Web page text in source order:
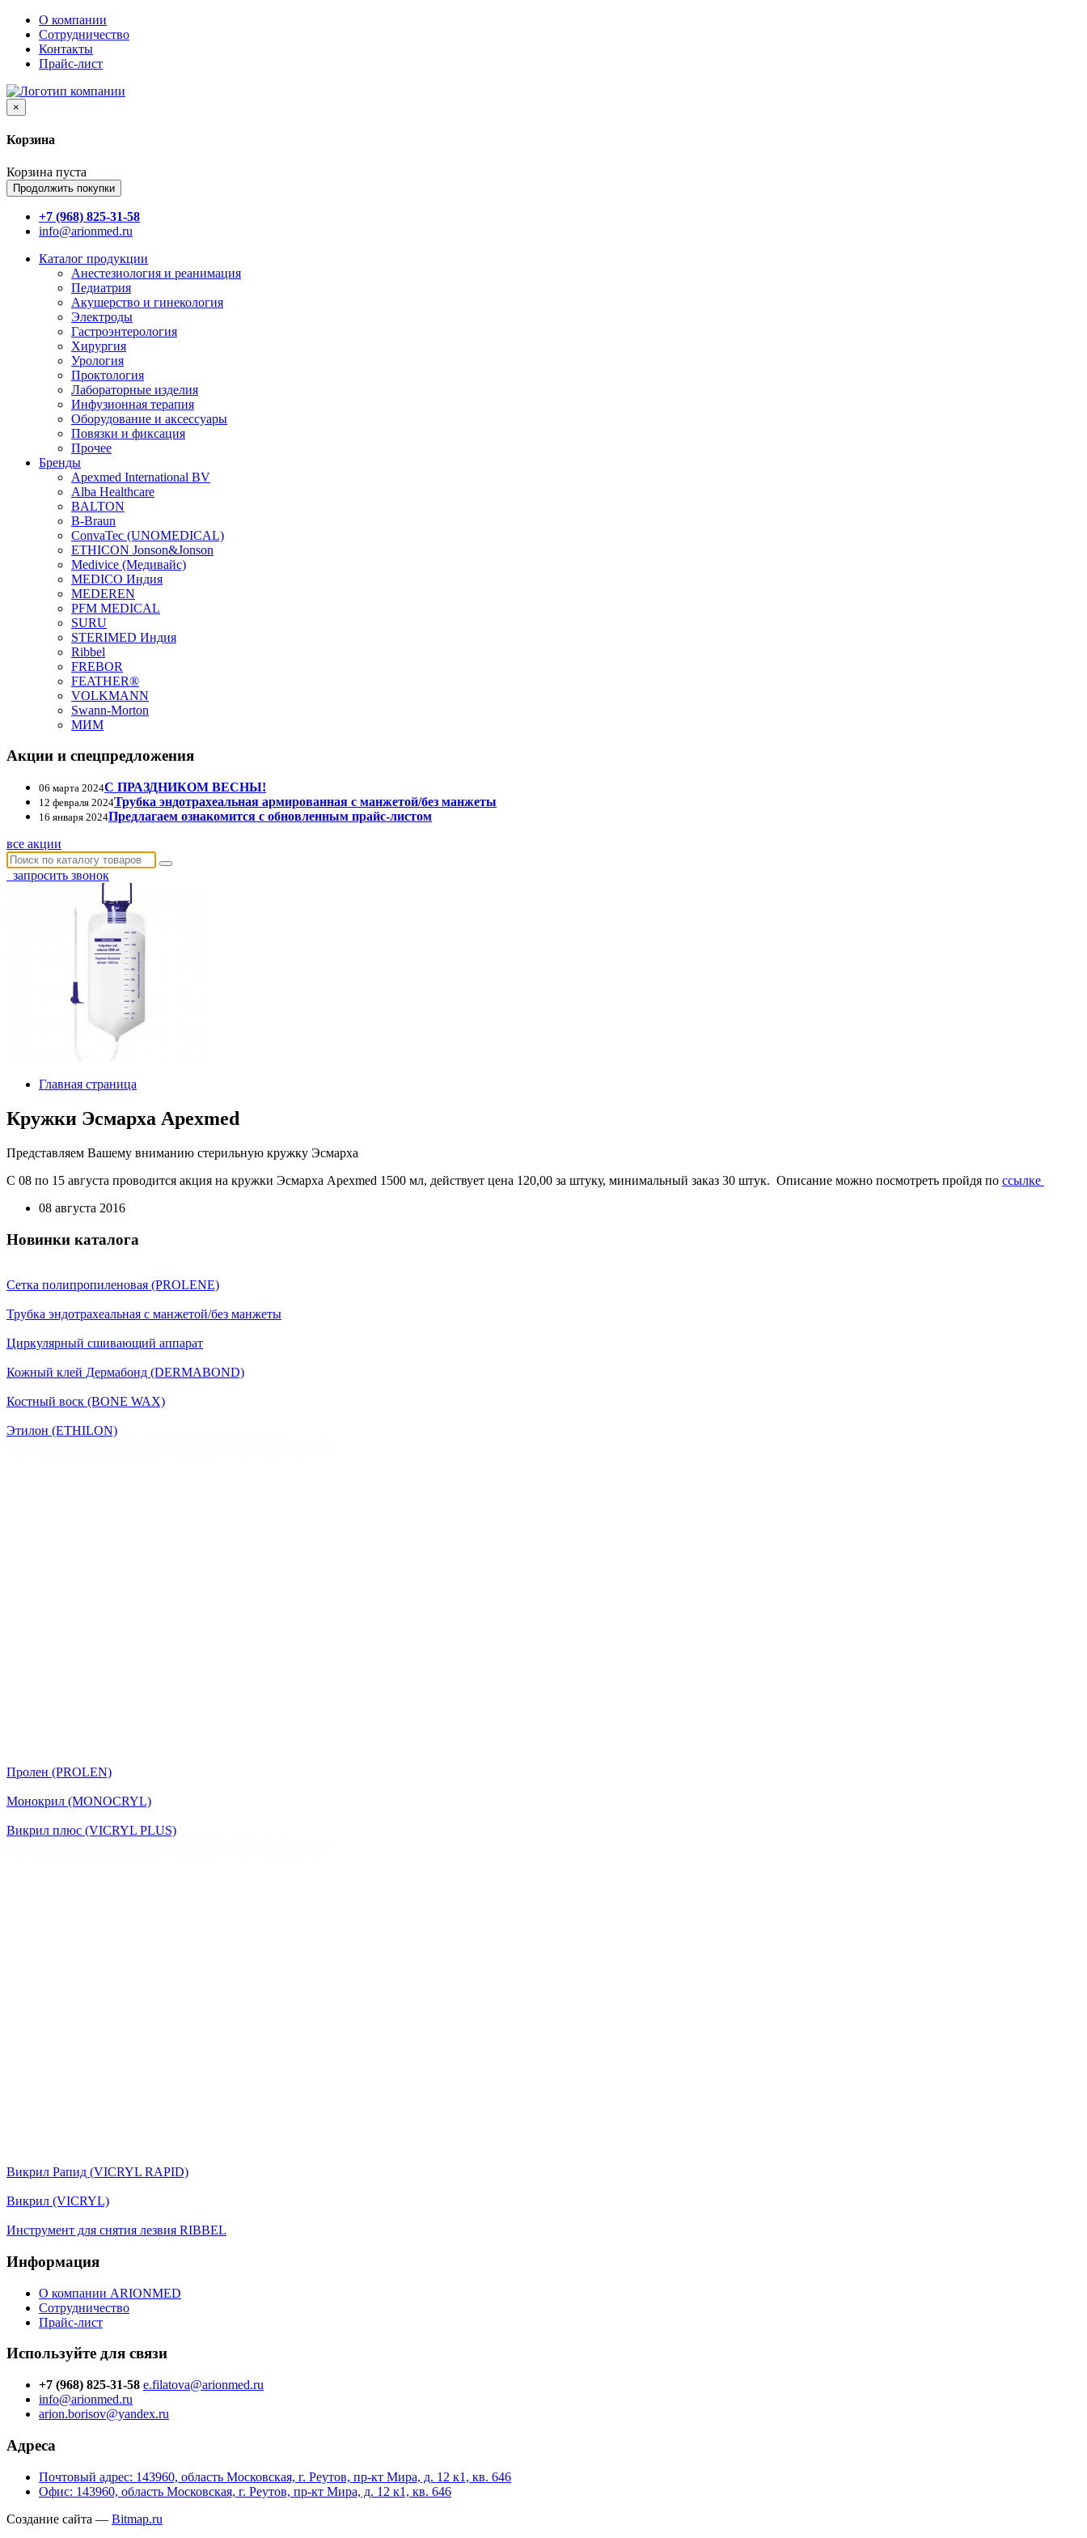
О компании
Сотрудничество
Контакты
Прайс-лист
×
Корзина
Корзина пуста
Продолжить покупки
+7 (968) 825-31-58
info@arionmed.ru
Каталог продукции
Анестезиология и реанимация
Педиатрия
Акушерство и гинекология
Электроды
Гастроэнтерология
Хирургия
Урология
Проктология
Лабораторные изделия
Инфузионная терапия
Оборудование и аксессуары
Повязки и фиксация
Прочее
Бренды
Apexmed International BV
Alba Healthcare
BALTON
B-Braun
ConvaTec (UNOMEDICAL)
ETHICON Jonson&Jonson
Medivice (Медивайс)
MEDICO Индия
MEDEREN
PFM MEDICAL
SURU
STERIMED Индия
Ribbel
FREBOR
FEATHER®
VOLKMANN
Swann-Morton
МИМ
Акции и спецпредложения
06 марта 2024С ПРАЗДНИКОМ ВЕСНЫ!
12 февраля 2024Трубка эндотрахеальная армированная с манжетой/без манжеты
16 января 2024Предлагаем ознакомится с обновленным прайс-листом
все акции
запросить звонок
Главная страница
Кружки Эсмарха Apexmed
Представляем Вашему вниманию стерильную кружку Эсмарха
С 08 по 15 августа проводится акция на кружки Эсмарха Apexmed 1500 мл, действует цена 120,00 за штуку, минимальный заказ 30 штук. Описание можно посмотреть пройдя по ссылке
08 августа 2016
Новинки каталога
Сетка полипропиленовая (PROLENE)
Трубка эндотрахеальная с манжетой/без манжеты
Циркулярный сшивающий аппарат
Кожный клей Дермабонд (DERMABOND)
Костный воск (BONE WAX)
Этилон (ETHILON)
Пролен (PROLEN)
Монокрил (MONOCRYL)
Викрил плюс (VICRYL PLUS)
Викрил Рапид (VICRYL RAPID)
Викрил (VICRYL)
Инструмент для снятия лезвия RIBBEL
Информация
О компании ARIONMED
Сотрудничество
Прайс-лист
Используйте для связи
+7 (968) 825-31-58 e.filatova@arionmed.ru
info@arionmed.ru
arion.borisov@yandex.ru
Адреса
Почтовый адрес: 143960, область Московская, г. Реутов, пр-кт Мира, д. 12 к1, кв. 646
Офис: 143960, область Московская, г. Реутов, пр-кт Мира, д. 12 к1, кв. 646
Создание сайта — Bitmap.ru